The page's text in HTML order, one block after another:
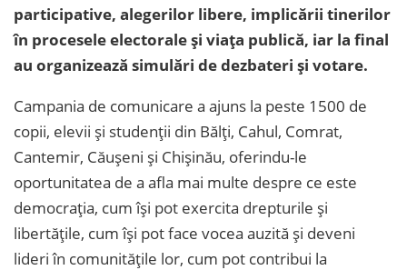
participative, alegerilor libere, implicării tinerilor
în procesele electorale și viața publică, iar la final
au organizează simulări de dezbateri și votare.
Campania de comunicare a ajuns la peste 1500 de
copii, elevii și studenții din Bălți, Cahul, Comrat,
Cantemir, Căușeni și Chișinău, oferindu-le
oportunitatea de a afla mai multe despre ce este
democrația, cum își pot exercita drepturile și
libertățile, cum își pot face vocea auzită și deveni
lideri în comunitățile lor, cum pot contribui la